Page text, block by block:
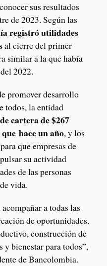
sus resultados
de 2023. Según las
registró utilidades
al cierre del primer
similar a la que había
2022.
promover desarrollo
todos, la entidad
cartera de $267
hace un año, y los
que empresas de
su actividad
de las personas
vida.
a todas las
de oportunidades,
construcción de
y bienestar para todos”,
de Bancolombia.